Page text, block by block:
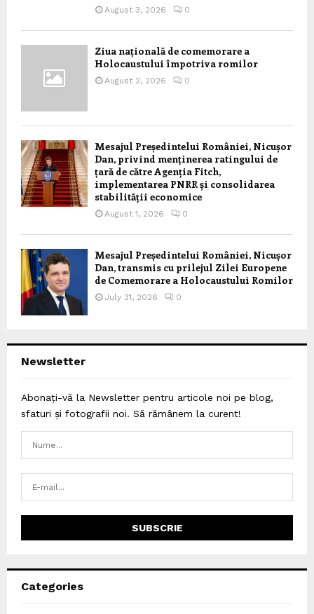
August 3, 2026 0
Ziua națională de comemorare a
Holocaustului împotriva romilor
August 2, 2026 0
Mesajul Președintelui României, Nicușor
Dan, privind menținerea ratingului de
țară de către Agenția Fitch,
implementarea PNRR și consolidarea
stabilității economice
August 1, 2026 0
Mesajul Președintelui României, Nicușor
Dan, transmis cu prilejul Zilei Europene
de Comemorare a Holocaustului Romilor
July 31, 2026 0
Newsletter
Abonați-vă la Newsletter pentru articole noi pe blog,
sfaturi și fotografii noi. Să rămânem la curent!
Categories